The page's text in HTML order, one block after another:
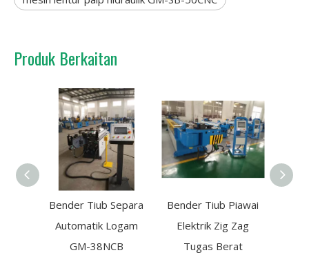
Produk Berkaitan
Bender Tiub Separa
Automatik Logam
GM-38NCB
Bender Tiub Piawai
Elektrik Zig Zag
Tugas Berat